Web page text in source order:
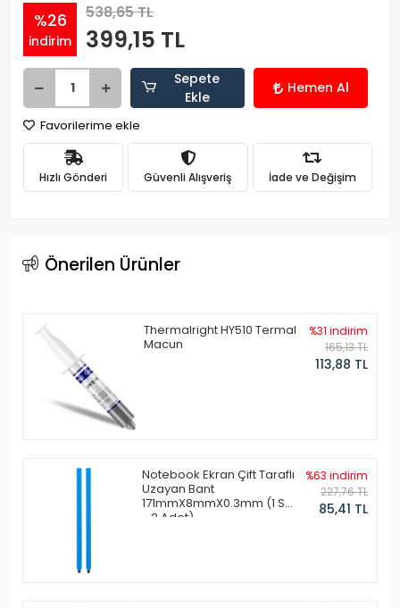
%26
indirim
538,65 TL
399,15 TL
Sepete
Ekle
Hemen Al
Favorilerime ekle
Hızlı Gönderi Güvenli Alışveriş İade ve Değişim
Önerilen Ürünler
Thermalright HY510 Termal
Macun
%31 indirim
165,13 TL
113,88 TL
Notebook Ekran Çift Taraflı
Uzayan Bant
171mmX8mmX0.3mm (1 Set
- 2 Adet)
%63 indirim
227,76 TL
85,41 TL